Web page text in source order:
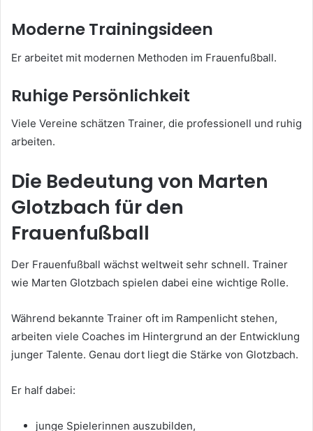
Moderne Trainingsideen
Er arbeitet mit modernen Methoden im Frauenfußball.
Ruhige Persönlichkeit
Viele Vereine schätzen Trainer, die professionell und ruhig
arbeiten.
Die Bedeutung von Marten
Glotzbach für den
Frauenfußball
Der Frauenfußball wächst weltweit sehr schnell. Trainer
wie Marten Glotzbach spielen dabei eine wichtige Rolle.
Während bekannte Trainer oft im Rampenlicht stehen,
arbeiten viele Coaches im Hintergrund an der Entwicklung
junger Talente. Genau dort liegt die Stärke von Glotzbach.
Er half dabei:
junge Spielerinnen auszubilden,